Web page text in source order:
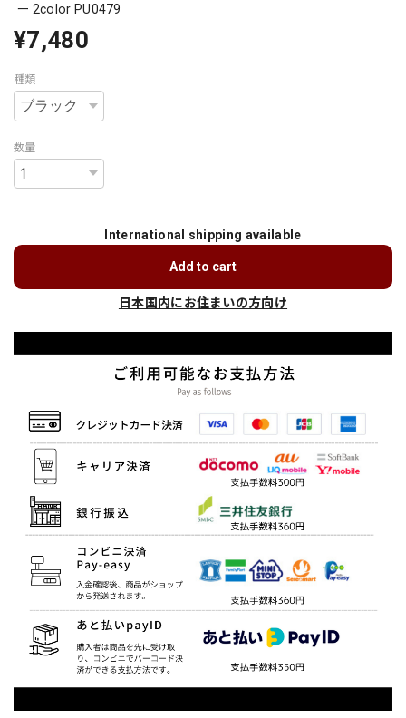
ー 2color PU0479
¥7,480
種類
数量
International shipping available
Add to cart
日本国内にお住まいの方向け